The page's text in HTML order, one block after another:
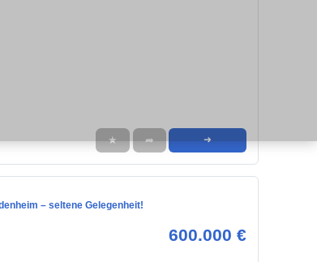
★ ➦ ➜
– seltene Gelegenheit!
600.000 €